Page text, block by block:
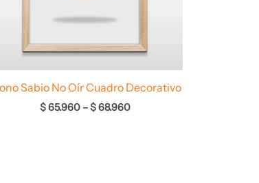
Sabio No Oír Cuadro Decorativo
$65.960 –$68.960